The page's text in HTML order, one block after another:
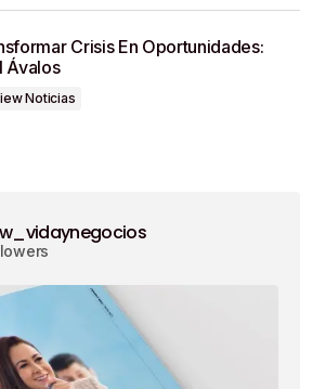
Crisis En Oportunidades:
Ávalos
Noticias